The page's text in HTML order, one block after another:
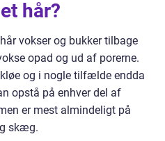
hår?
vokser og bukker tilbage
opad og ud af porerne.
og i nogle tilfælde endda
opstå på enhver del af
er mest almindeligt på
skæg.